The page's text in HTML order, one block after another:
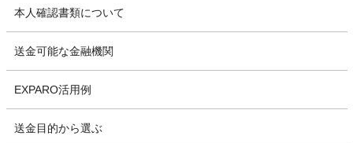
本人確認書類について
送金可能な金融機関
EXPARO活用例
送金目的から選ぶ